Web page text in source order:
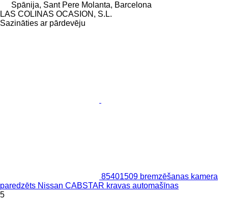
Spānija, Sant Pere Molanta, Barcelona
LAS COLINAS OCASION, S.L.
Sazināties ar pārdevēju
85401509 bremzēšanas kamera
paredzēts Nissan CABSTAR kravas automašīnas
5